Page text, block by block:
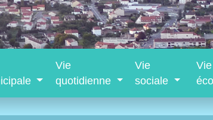
Vie
quotidienne
Vie
sociale
Vie